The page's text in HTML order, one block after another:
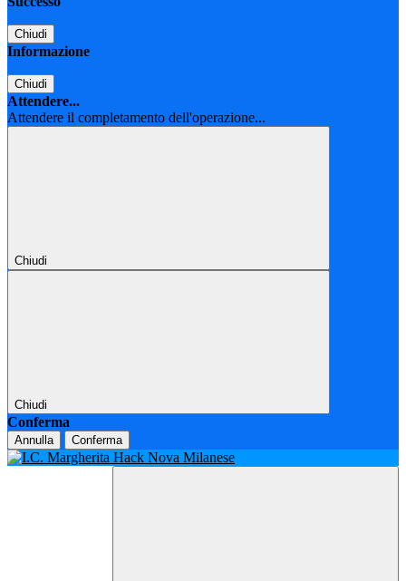
Chiudi
Informazione
Chiudi
Attendere...
Attendere il completamento dell'operazione...
Chiudi
Chiudi
Conferma
Annulla Conferma